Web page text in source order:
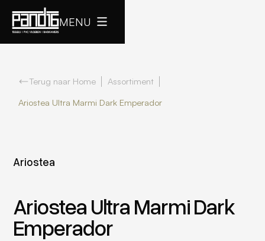
MENU
Terug naar Home
Assortiment
Ariostea Ultra Marmi Dark Emperador
Ariostea
Ariostea Ultra Marmi Dark
Emperador